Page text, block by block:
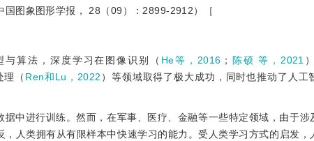
图象图形学报， 28（09）：2899-2912）［
算法，深度学习在图像识别（ He等，2016 ； 陈硕 等，2021
理（ Ren和Lu，2022 ）等领域取得了极大成功，同时也推动了人工
中进行训练。然而，在军事、医疗、金融等一些特定领域，由于涉
人类拥有从有限样本中快速学习的能力。受人类学习方式的启发，